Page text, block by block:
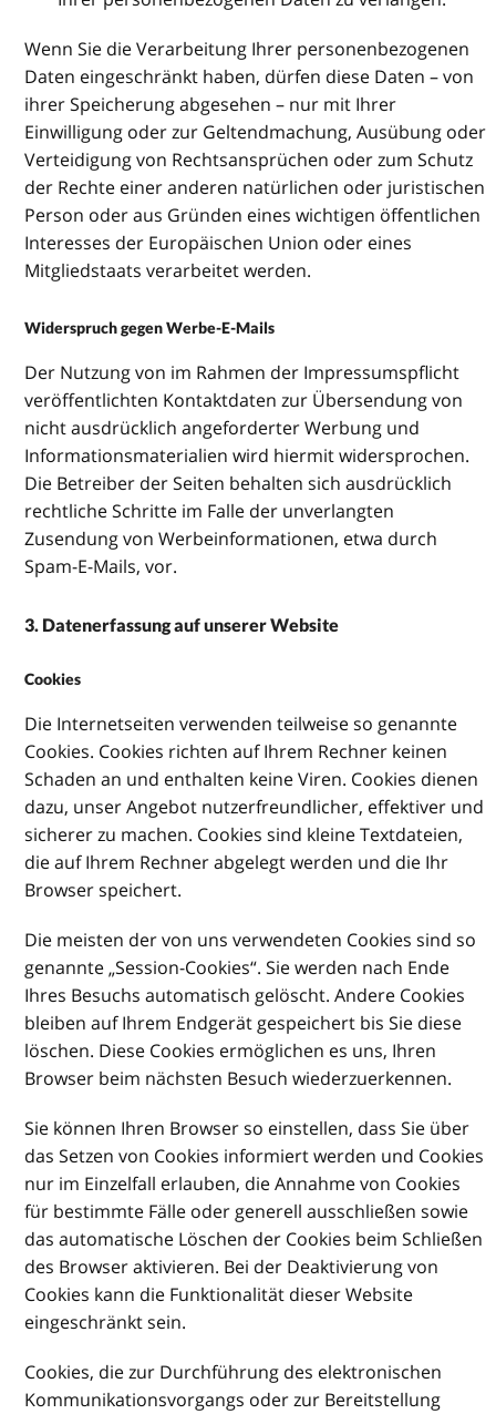
Wenn Sie die Verarbeitung Ihrer personenbezogenen
Daten eingeschränkt haben, dürfen diese Daten – von
ihrer Speicherung abgesehen – nur mit Ihrer
Einwilligung oder zur Geltendmachung, Ausübung oder
Verteidigung von Rechtsansprüchen oder zum Schutz
der Rechte einer anderen natürlichen oder juristischen
Person oder aus Gründen eines wichtigen öffentlichen
Interesses der Europäischen Union oder eines
Mitgliedstaats verarbeitet werden.
Widerspruch gegen Werbe-E-Mails
Der Nutzung von im Rahmen der Impressumspflicht
veröffentlichten Kontaktdaten zur Übersendung von
nicht ausdrücklich angeforderter Werbung und
Informationsmaterialien wird hiermit widersprochen.
Die Betreiber der Seiten behalten sich ausdrücklich
rechtliche Schritte im Falle der unverlangten
Zusendung von Werbeinformationen, etwa durch
Spam-E-Mails, vor.
3. Datenerfassung auf unserer Website
Cookies
Die Internetseiten verwenden teilweise so genannte
Cookies. Cookies richten auf Ihrem Rechner keinen
Schaden an und enthalten keine Viren. Cookies dienen
dazu, unser Angebot nutzerfreundlicher, effektiver und
sicherer zu machen. Cookies sind kleine Textdateien,
die auf Ihrem Rechner abgelegt werden und die Ihr
Browser speichert.
Die meisten der von uns verwendeten Cookies sind so
genannte „Session-Cookies“. Sie werden nach Ende
Ihres Besuchs automatisch gelöscht. Andere Cookies
bleiben auf Ihrem Endgerät gespeichert bis Sie diese
löschen. Diese Cookies ermöglichen es uns, Ihren
Browser beim nächsten Besuch wiederzuerkennen.
Sie können Ihren Browser so einstellen, dass Sie über
das Setzen von Cookies informiert werden und Cookies
nur im Einzelfall erlauben, die Annahme von Cookies
für bestimmte Fälle oder generell ausschließen sowie
das automatische Löschen der Cookies beim Schließen
des Browser aktivieren. Bei der Deaktivierung von
Cookies kann die Funktionalität dieser Website
eingeschränkt sein.
Cookies, die zur Durchführung des elektronischen
Kommunikationsvorgangs oder zur Bereitstellung